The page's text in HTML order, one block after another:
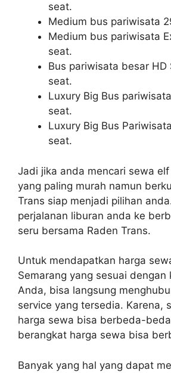
seat.
Medium bus pariwisata
Medium bus pariwisata
seat.
Bus pariwisata besar
seat.
Luxury Big Bus
seat.
Luxury Big Bus
seat.
Jadi jika anda mencari sewa
yang paling murah namun
Trans siap menjadi pilihan
perjalanan liburan anda ke
seru bersama Raden Trans.
Untuk mendapatkan harga
Semarang yang sesuai dengan
Anda, bisa langsung
service yang tersedia. Karena,
harga sewa bisa berbeda-
berangkat harga sewa bisa
Banyak yang hal yang dapat